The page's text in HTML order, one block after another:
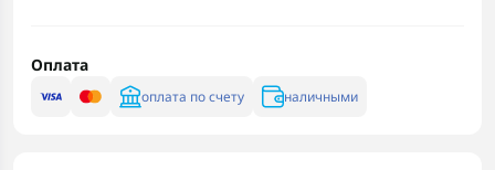
Оплата
оплата по счету наличными